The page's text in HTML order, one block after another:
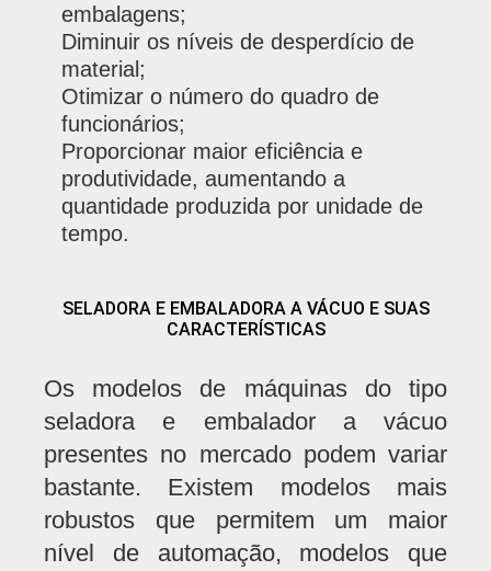
embalagens;
Diminuir os níveis de desperdício de
material;
Otimizar o número do quadro de
funcionários;
Proporcionar maior eficiência e
produtividade, aumentando a
quantidade produzida por unidade de
tempo.
SELADORA E EMBALADORA A VÁCUO E SUAS
CARACTERÍSTICAS
Os modelos de máquinas do tipo
seladora e embalador a vácuo
presentes no mercado podem variar
bastante. Existem modelos mais
robustos que permitem um maior
nível de automação, modelos que